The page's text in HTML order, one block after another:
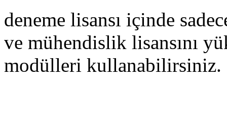
deneme lisansı içinde
ve mühendislik lisansını
modülleri kullanabilirsiniz.